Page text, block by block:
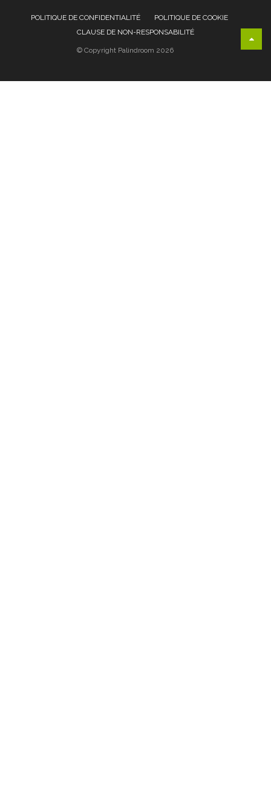
POLITIQUE DE CONFIDENTIALITÉ
POLITIQUE DE COOKIE
CLAUSE DE NON-RESPONSABILITÉ
© Copyright Palindroom 2026